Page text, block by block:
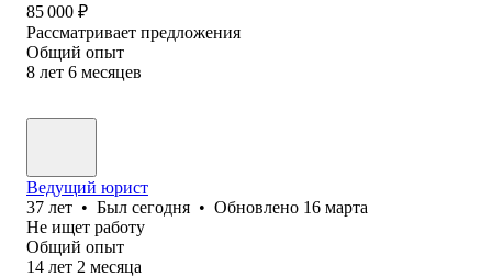
85 000 ₽
Рассматривает предложения
Общий опыт
8 лет 6 месяцев
Ведущий юрист
37 лет • Был сегодня • Обновлено 16 марта
Не ищет работу
Общий опыт
14 лет 2 месяца